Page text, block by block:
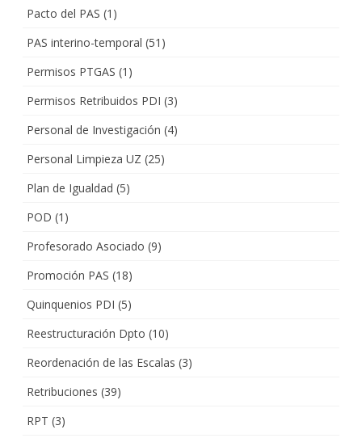
Pacto del PAS (1)
PAS interino-temporal (51)
Permisos PTGAS (1)
Permisos Retribuidos PDI (3)
Personal de Investigación (4)
Personal Limpieza UZ (25)
Plan de Igualdad (5)
POD (1)
Profesorado Asociado (9)
Promoción PAS (18)
Quinquenios PDI (5)
Reestructuración Dpto (10)
Reordenación de las Escalas (3)
Retribuciones (39)
RPT (3)